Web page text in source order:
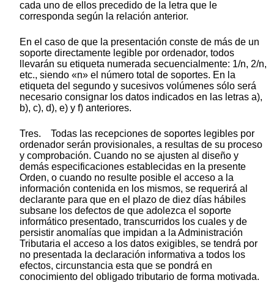
cada uno de ellos precedido de la letra que le
corresponda según la relación anterior.
En el caso de que la presentación conste de más de un
soporte directamente legible por ordenador, todos
llevarán su etiqueta numerada secuencialmente: 1/n, 2/n,
etc., siendo «n» el número total de soportes. En la
etiqueta del segundo y sucesivos volúmenes sólo será
necesario consignar los datos indicados en las letras a),
b), c), d), e) y f) anteriores.
Tres. Todas las recepciones de soportes legibles por
ordenador serán provisionales, a resultas de su proceso
y comprobación. Cuando no se ajusten al diseño y
demás especificaciones establecidas en la presente
Orden, o cuando no resulte posible el acceso a la
información contenida en los mismos, se requerirá al
declarante para que en el plazo de diez días hábiles
subsane los defectos de que adolezca el soporte
informático presentado, transcurridos los cuales y de
persistir anomalías que impidan a la Administración
Tributaria el acceso a los datos exigibles, se tendrá por
no presentada la declaración informativa a todos los
efectos, circunstancia esta que se pondrá en
conocimiento del obligado tributario de forma motivada.